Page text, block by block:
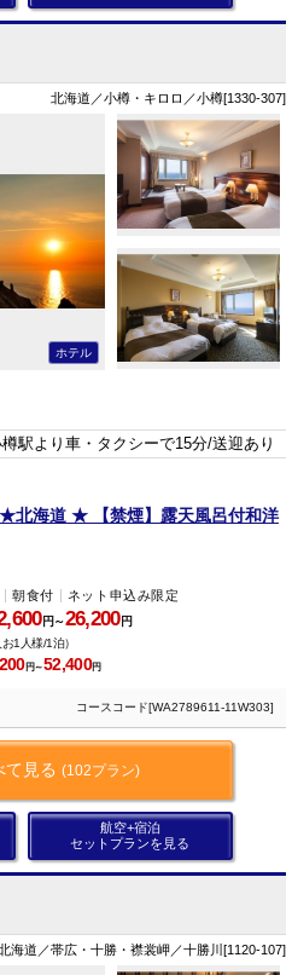
北海道／小樽・キロロ／小樽[1330-307]
ホテル
駅より車・タクシーで15分/送迎あり
北海道 ★ 【禁煙】露天風呂付和洋
朝食付 ネット申込み限定
円～26,200円
お1人様/1泊）
円～52,400円
コースコード[WA2789611-11W303]
て見る (102プラン)
航空+宿泊
セットプランを見る
海道／帯広・十勝・襟裳岬／十勝川[1120-107]